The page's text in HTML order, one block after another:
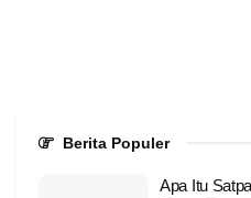
Berita Populer
Apa Itu